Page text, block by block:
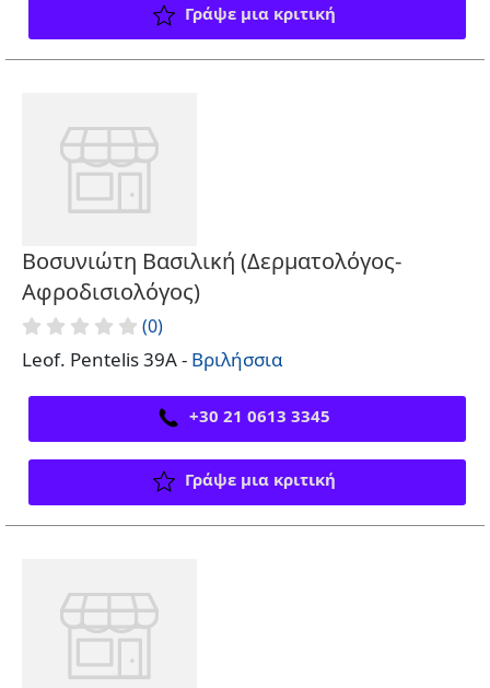
Γράψε μια κριτική
Βοσυνιώτη Βασιλική (Δερματολόγος-
Αφροδισιολόγος)
(0)
Leof. Pentelis 39Α - Βριλήσσια
+30 21 0613 3345
Γράψε μια κριτική